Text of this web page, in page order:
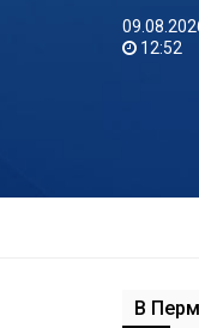
12:52
В